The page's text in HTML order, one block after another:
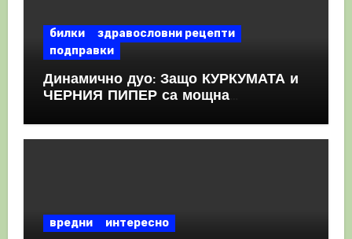
билки
здравословни рецепти
подправки
Динамично дуо: Защо КУРКУМАТА и
ЧЕРНИЯ ПИПЕР са мощна
вредни интересно